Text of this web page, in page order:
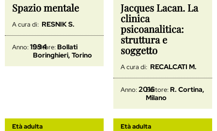
Spazio mentale
A cura di: RESNIK S.
Anno:1994
Editore:Bollati
Boringhieri, Torino
Jacques Lacan. La
clinica
psicoanalitica:
struttura e
soggetto
A cura di: RECALCATI M.
Anno:2016Editore:R. Cortina,
Milano
Età adulta Età adulta